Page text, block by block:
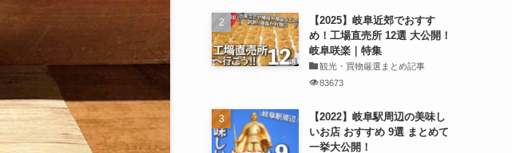
【2025】岐阜近郊でおすす
め！工場直売所 12選 大公開！
岐阜咲楽｜特集
観光・買物厳選まとめ記事
83673
【2022】岐阜駅周辺の美味し
いお店 おすすめ 9選 まとめて
一挙大公開！